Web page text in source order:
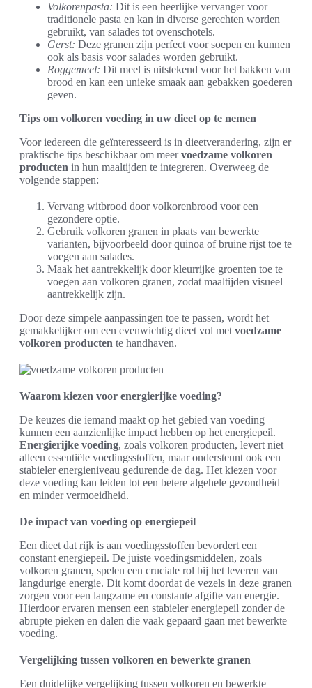
Volkorenpasta: Dit is een heerlijke vervanger voor
traditionele pasta en kan in diverse gerechten worden
gebruikt, van salades tot ovenschotels.
Gerst: Deze granen zijn perfect voor soepen en kunnen
ook als basis voor salades worden gebruikt.
Roggemeel: Dit meel is uitstekend voor het bakken van
brood en kan een unieke smaak aan gebakken goederen
geven.
Tips om volkoren voeding in uw dieet op te nemen
Voor iedereen die geïnteresseerd is in dieetverandering, zijn er
praktische tips beschikbaar om meervoedzame volkoren
producten in hun maaltijden te integreren. Overweeg de
volgende stappen:
Vervang witbrood door volkorenbrood voor een
gezondere optie.
Gebruik volkoren granen in plaats van bewerkte
varianten, bijvoorbeeld door quinoa of bruine rijst toe te
voegen aan salades.
Maak het aantrekkelijk door kleurrijke groenten toe te
voegen aan volkoren granen, zodat maaltijden visueel
aantrekkelijk zijn.
Door deze simpele aanpassingen toe te passen, wordt het
gemakkelijker om een evenwichtig dieet vol met voedzame
volkoren producten te handhaven.
Waarom kiezen voor energierijke voeding?
De keuzes die iemand maakt op het gebied van voeding
kunnen een aanzienlijke impact hebben op het energiepeil.
Energierijke voeding, zoals volkoren producten, levert niet
alleen essentiële voedingsstoffen, maar ondersteunt ook een
stabieler energieniveau gedurende de dag. Het kiezen voor
deze voeding kan leiden tot een betere algehele gezondheid
en minder vermoeidheid.
De impact van voeding op energiepeil
Een dieet dat rijk is aan voedingsstoffen bevordert een
constant energiepeil. De juiste voedingsmiddelen, zoals
volkoren granen, spelen een cruciale rol bij het leveren van
langdurige energie. Dit komt doordat de vezels in deze granen
zorgen voor een langzame en constante afgifte van energie.
Hierdoor ervaren mensen een stabieler energiepeil zonder de
abrupte pieken en dalen die vaak gepaard gaan met bewerkte
voeding.
Vergelijking tussen volkoren en bewerkte granen
Een duidelijke vergelijking tussen volkoren en bewerkte